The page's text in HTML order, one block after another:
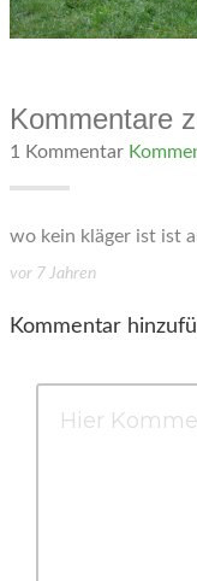
Kommentare
1 Kommentar
wo kein kläger ist ist
vor 7 Jahren
Kommentar